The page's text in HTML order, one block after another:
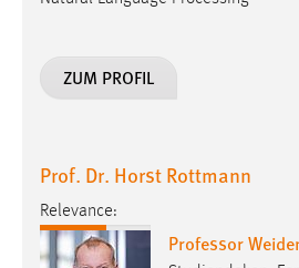
Prof. Dr. Horst Rottmann
Studiendekan,
Telefon: +49